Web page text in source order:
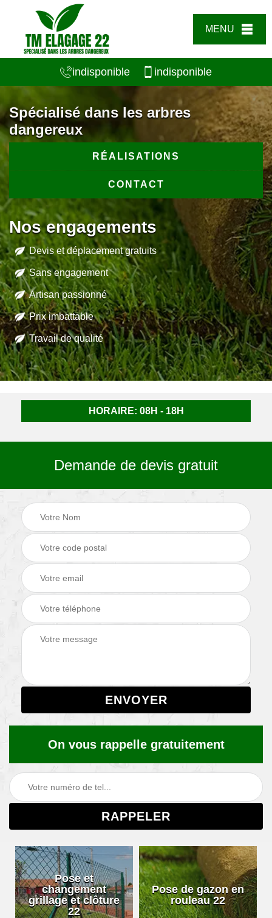
MENU
indisponible indisponible
Spécialisé dans les arbres
dangereux
RÉALISATIONS
CONTACT
Nos engagements
Devis et déplacement gratuits
Sans engagement
Artisan passionné
Prix imbattable
Travail de qualité
HORAIRE: 08H - 18H
Demande de devis gratuit
On vous rappelle gratuitement
Pose et
changement
grillage et clôture
22
Pose de gazon en
rouleau 22